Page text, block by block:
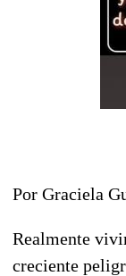
Por Graciela
Realmente
creciente